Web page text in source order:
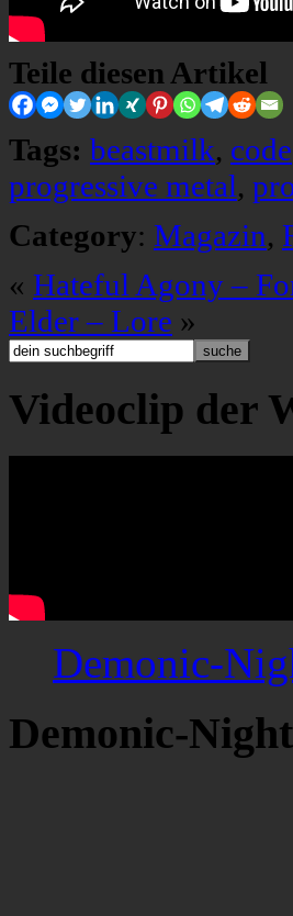
Teile diesen Artikel
Tags: beastmilk, code
progressive metal,
Category: Magazin,
« Hateful Agony –
Elder – Lore »
Videoclip der
Demonic-
Demonic-